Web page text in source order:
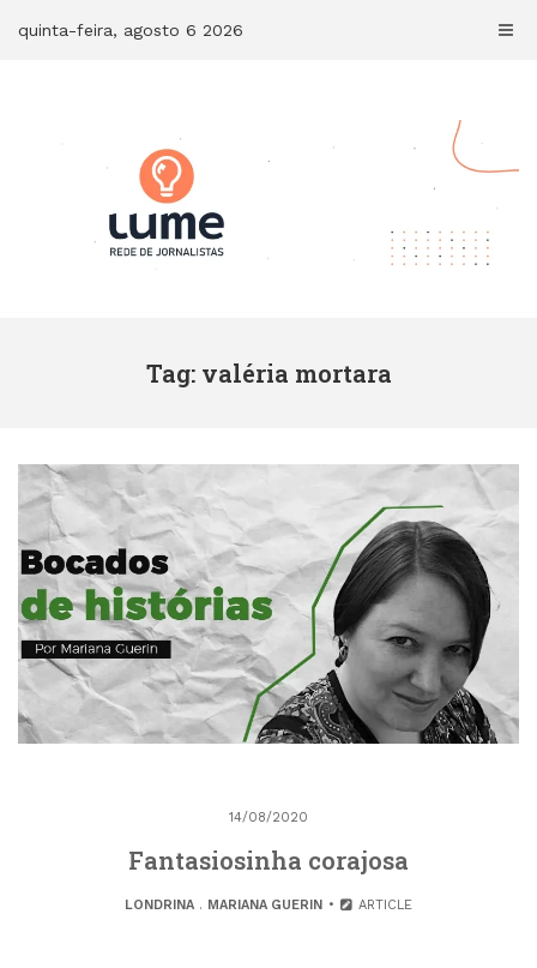
quinta-feira, agosto 6 2026
Tag: valéria mortara
14/08/2020
Fantasiosinha corajosa
LONDRINA. MARIANA GUERIN ARTICLE